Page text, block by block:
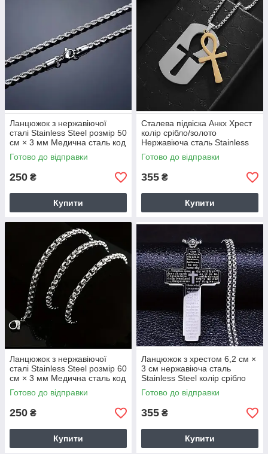
Ланцюжок з нержавіючої
сталі Stainless Steel розмір 50
см × 3 мм Медична сталь код
1588
Готово до відправки
250 ₴
Купити
Сталева підвіска Анкх Хрест
колір срібло/золото
Нержавіюча сталь Stainless
Steel Медична сталь код
9258
Готово до відправки
355 ₴
Купити
Ланцюжок з нержавіючої
сталі Stainless Steel розмір 60
см × 3 мм Медична сталь код
1260
Готово до відправки
250 ₴
Купити
Ланцюжок з хрестом 6,2 см ×
3 см нержавіюча сталь
Stainless Steel колір срібло
Медична сталь код 9256
Готово до відправки
355 ₴
Купити